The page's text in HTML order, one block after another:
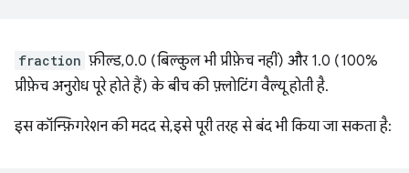
fraction फ़ील्ड, 0.0 (बिल्कुल भी प्रीफ़ेच नहीं) और 1.0 (100%
प्रीफ़ेच अनुरोध पूरे होते हैं) के बीच की फ़्लोटिंग वैल्यू होती है.
इस कॉन्फ़िगरेशन की मदद से, इसे पूरी तरह से बंद भी किया जा सकता है: